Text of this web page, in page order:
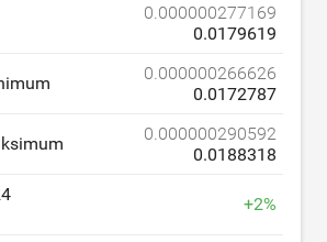
0.000000277169
0.0179619
0.000000266626
0.0172787
0.000000290592
0.0188318
+2%